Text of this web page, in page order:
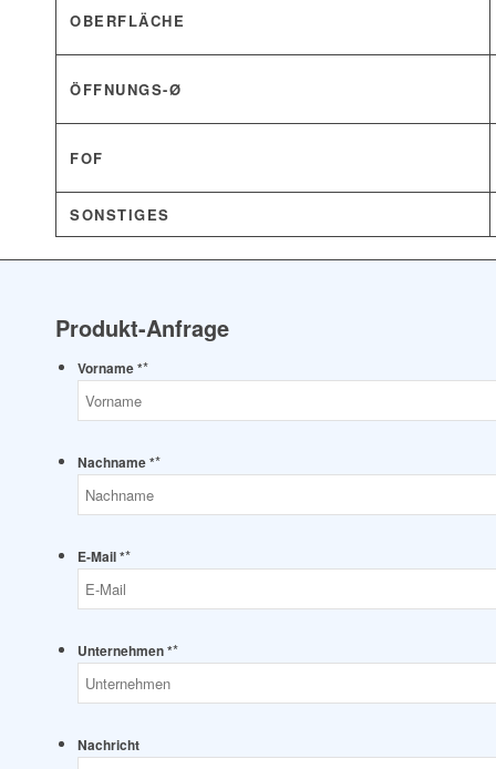
OBERFLÄCHE
ÖFFNUNGS-Ø
FOF
SONSTIGES
Produkt-Anfrage
Vorname **
Nachname **
E-Mail **
Unternehmen **
Nachricht